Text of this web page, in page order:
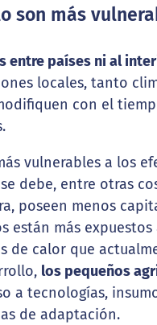
son más
entre países ni al
locales, tanto
con el
vulnerables a los
debe, entre otras
poseen menos
están más
de calor que
los pequeños
a tecnologías,
de adaptación.